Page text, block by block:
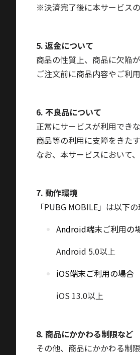
※決済完了後に本サービス
5. 返金について
商品の性質上、商品に欠陥
ご注文前に商品内容やご利
6. 不良品について
正常にサービスが利用でき
商品等の利用に支障をきた
なお、本サービスにおいて
7. 動作環境
「PUBG MOBILE」は以下
Android端末ご利用の
Android 5.0以上
iOS端末ご利用の場合
iOS 13.0以上
8. 商品にかかわる制限など
その他、商品にかかわる制